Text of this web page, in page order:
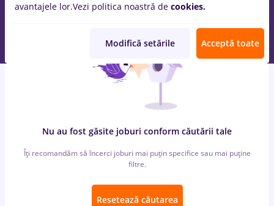
Nu au fost găsite joburi conform căutării tale
Îți recomandăm să încerci joburi mai puțin specifice sau mai puține
filtre.
Resetează căutarea
avantajele lor.Vezi politica noastră de cookies.
Modifică setările Acceptă toate